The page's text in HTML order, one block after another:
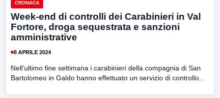
CRONACA
Week-end di controlli dei Carabinieri in Val
Fortore, droga sequestrata e sanzioni
amministrative
8 APRILE 2024
Nell’ultimo fine settimana i carabinieri della compagnia di San
Bartolomeo in Galdo hanno effettuato un servizio di controllo...